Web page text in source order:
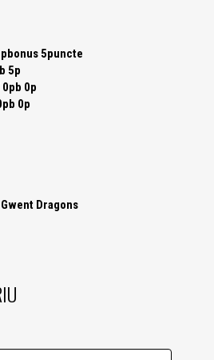
5puncte
5p
0p
0p
Dragons